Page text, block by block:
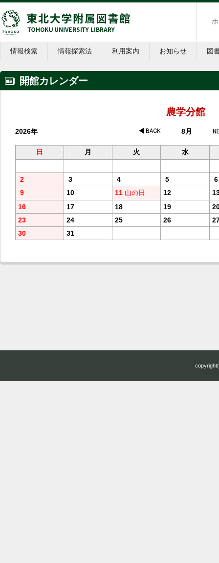
情報検索 情報探索法 利用案内 お知らせ 図
開館カレンダー
農学分館
2026年 8月
日 月 火 水
2 3 4 5
6
9
10 11 山の日 12
16
17 18 19
23
24 25 26
30
31